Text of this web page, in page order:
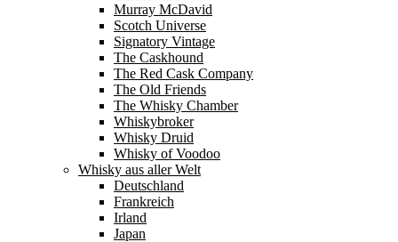
Murray McDavid
Scotch Universe
Signatory Vintage
The Caskhound
The Red Cask Company
The Old Friends
The Whisky Chamber
Whiskybroker
Whisky Druid
Whisky of Voodoo
Whisky aus aller Welt
Deutschland
Frankreich
Irland
Japan